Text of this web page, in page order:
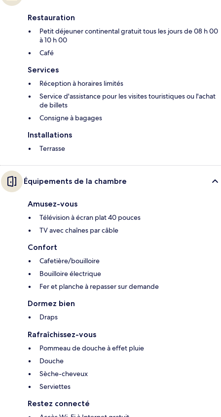
Restauration
Petit déjeuner continental gratuit tous les jours de 08 h 00
à 10 h 00
Café
Services
Réception à horaires limités
Service d'assistance pour les visites touristiques ou l'achat
de billets
Consigne à bagages
Installations
Terrasse
Équipements de la chambre
Amusez-vous
Télévision à écran plat 40 pouces
TV avec chaînes par câble
Confort
Cafetière/bouilloire
Bouilloire électrique
Fer et planche à repasser sur demande
Dormez bien
Draps
Rafraîchissez-vous
Pommeau de douche à effet pluie
Douche
Sèche-cheveux
Serviettes
Restez connecté